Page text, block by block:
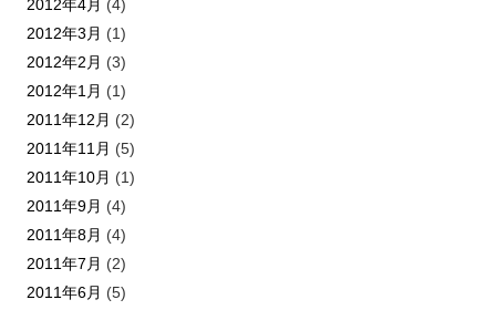
2012年4月 (4)
2012年3月 (1)
2012年2月 (3)
2012年1月 (1)
2011年12月 (2)
2011年11月 (5)
2011年10月 (1)
2011年9月 (4)
2011年8月 (4)
2011年7月 (2)
2011年6月 (5)